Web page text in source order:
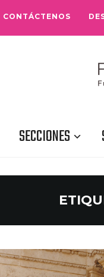
CONTÁCTENOS
SECCIONES